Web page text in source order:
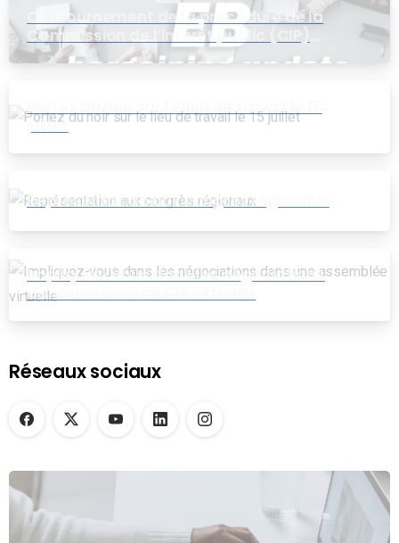
Contournement de la procédure de la
Commission de l’intérêt public (CIP)
pour le groupe EB
Portez du noir sur le lieu de travail le 15
juillet
Représentation aux congrès régionaux
Impliquez-vous dans les négociations
dans une assemblée virtuelle
Réseaux sociaux